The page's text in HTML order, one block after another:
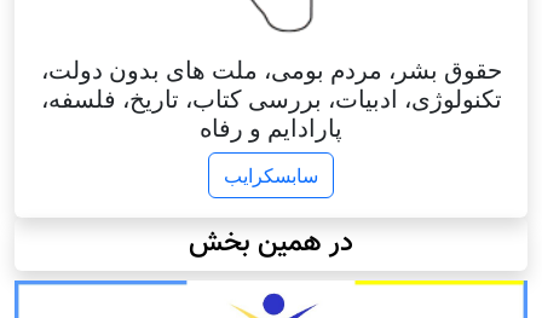
حقوق بشر، مردم بومی، ملت های بدون دولت،
تکنولوژی، ادبیات، بررسی کتاب، تاریخ، فلسفه،
پارادایم و رفاه
سابسکرایب
در همین بخش